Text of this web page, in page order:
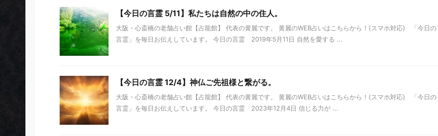
【今日の言霊 5/11】私たちは自然の中の住人。
大阪・心斎橋の老舗占い館【占龍館】 代表の黄麗です。 黄麗のWEB占いはこちらから！(スマホ対応) 「今日の
言霊」を毎日お伝えしています。 今日の言霊 2019年5月11日 自然を愛する ...
【今日の言霊 12/4】神仏ご先祖様と繋がる。
大阪・心斎橋の老舗占い館【占龍館】 代表の黄麗です。 黄麗のWEB占いはこちらから！(スマホ対応) 「今日の
言霊」を毎日お伝えしています。 今日の言霊 2023年12月4日 信じる力が ...